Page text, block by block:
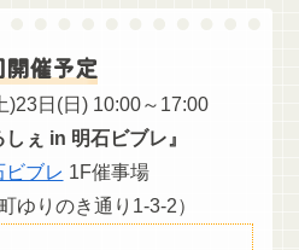
開催予定
)23日(日) 10:00～17:00
しぇ in 明石ビブレ』
ビブレ 1F催事場
ゆりのき通り1-3-2）